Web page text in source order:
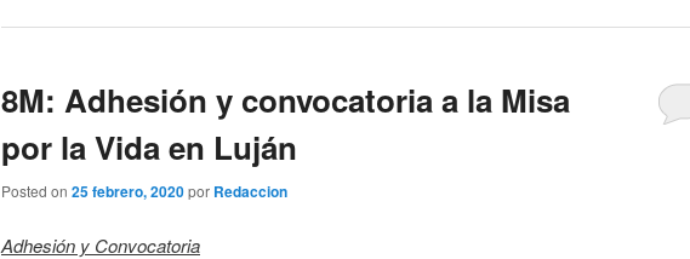
8M: Adhesión y convocatoria a la Misa
por la Vida en Luján
Posted on 25 febrero, 2020por Redaccion
Adhesión y Convocatoria